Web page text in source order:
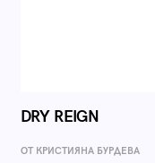
DRY REIGN
ОТ КРИСТИЯНА БУРДЕВА